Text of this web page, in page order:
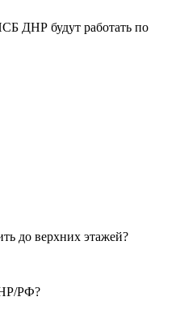
ДНР будут работать по
до верхних этажей?
РФ?